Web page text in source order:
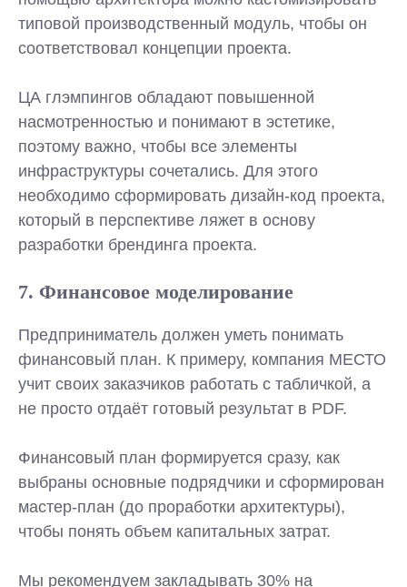
типовой производственный модуль, чтобы он
соответствовал концепции проекта.
ЦА глэмпингов обладают повышенной
насмотренностью и понимают в эстетике,
поэтому важно, чтобы все элементы
инфраструктуры сочетались. Для этого
необходимо сформировать дизайн-код проекта,
который в перспективе ляжет в основу
разработки брендинга проекта.
7. Финансовое моделирование
Предприниматель должен уметь понимать
финансовый план. К примеру, компания МЕСТО
учит своих заказчиков работать с табличкой, а
не просто отдаёт готовый результат в PDF.
Финансовый план формируется сразу, как
выбраны основные подрядчики и сформирован
мастер-план (до проработки архитектуры),
чтобы понять объем капитальных затрат.
Мы рекомендуем закладывать 30% на